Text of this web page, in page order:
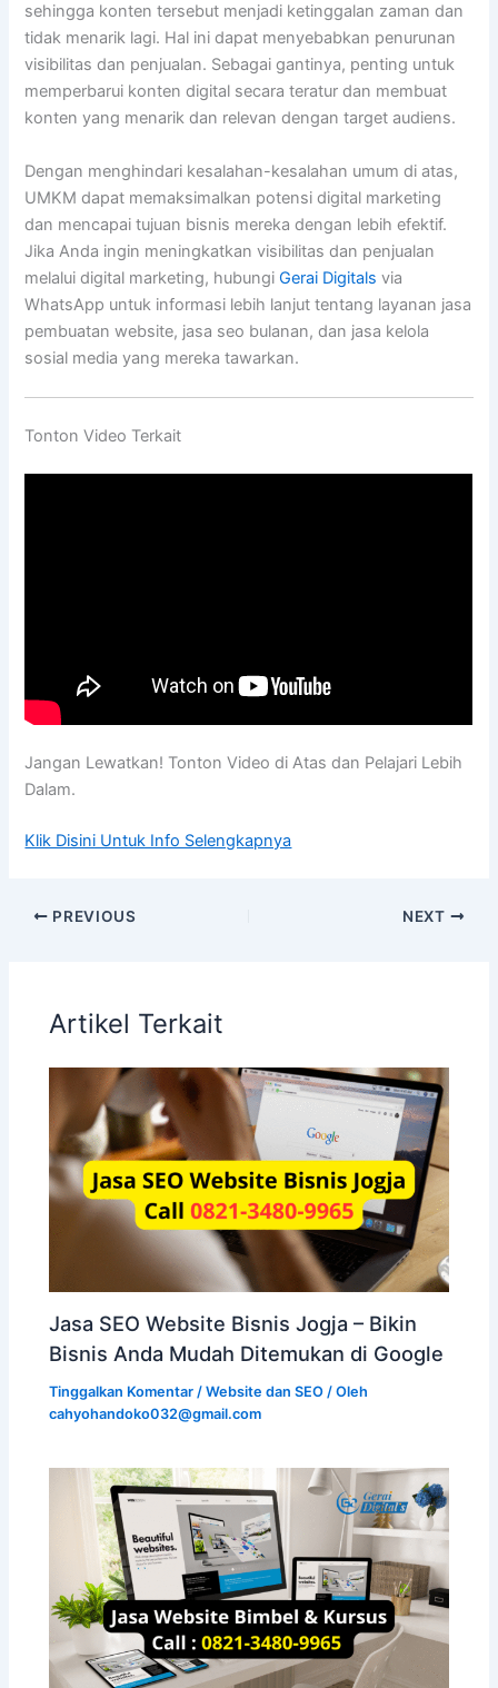
sehingga konten tersebut menjadi ketinggalan zaman dan
tidak menarik lagi. Hal ini dapat menyebabkan penurunan
visibilitas dan penjualan. Sebagai gantinya, penting untuk
memperbarui konten digital secara teratur dan membuat
konten yang menarik dan relevan dengan target audiens.
Dengan menghindari kesalahan-kesalahan umum di atas,
UMKM dapat memaksimalkan potensi digital marketing
dan mencapai tujuan bisnis mereka dengan lebih efektif.
Jika Anda ingin meningkatkan visibilitas dan penjualan
melalui digital marketing, hubungiGerai Digitals via
WhatsApp untuk informasi lebih lanjut tentang layanan jasa
pembuatan website, jasa seo bulanan, dan jasa kelola
sosial media yang mereka tawarkan.
Tonton Video Terkait
Jangan Lewatkan! Tonton Video di Atas dan Pelajari Lebih
Dalam.
Klik Disini Untuk Info Selengkapnya
PREVIOUS NEXT
Artikel Terkait
Jasa SEO Website Bisnis Jogja – Bikin
Bisnis Anda Mudah Ditemukan di Google
Tinggalkan Komentar /Website dan SEO / Oleh
cahyohandoko032@gmail.com